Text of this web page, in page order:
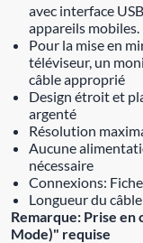
avec interface
appareils mobiles.
Pour la mise en
téléviseur, un
câble approprié
Design étroit et
argenté
Résolution
Aucune
nécessaire
Connexions:
Longueur du
Remarque: Prise
Mode)" requise